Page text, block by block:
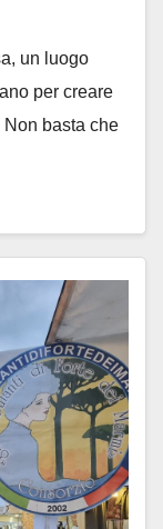
un luogo
per creare
basta che